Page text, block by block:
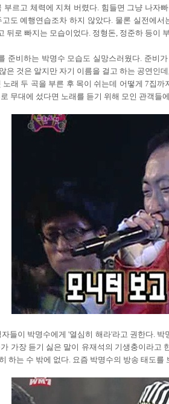
부르고 체력에 지쳐 버렸다. 힘들면 그냥 나자
도 예행연습조차 하지 않았다. 물론 실전에
뒤로 빠지는 모습이었다. 정형돈, 정준하 등이
준비하는 박명수 모습도 실망스러웠다. 준비
은 것은 알지만 자기 이름을 걸고 하는 공연인
노래 두 곡을 부른 후 목이 쉬는데 어떻게 7집
무대에 섰다면 노래를 듣기 위해 모인 관객들
들이 박명수에게 '열심히 해라'라고 권한다.
가장 듣기 싫은 말이 유재석의 기생충이라고
하는 수 밖에 없다. 요즘 박명수의 방송 태도